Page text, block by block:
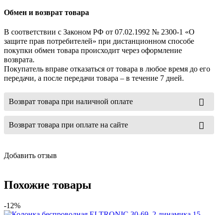
Обмен и возврат товара
В соответствии с Законом РФ от 07.02.1992 № 2300-1 «О
защите прав потребителей» при дистанционном способе
покупки обмен товара происходит через оформление
возврата.
Покупатель вправе отказаться от товара в любое время до его
передачи, а после передачи товара – в течение 7 дней.
Возврат товара при наличной оплате
Возврат товара при оплате на сайте
Добавить отзыв
Похожие товары
-12%